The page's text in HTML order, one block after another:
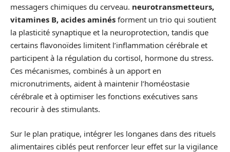
messagers chimiques du cerveau. neurotransmetteurs,
vitamines B, acides aminés forment un trio qui soutient
la plasticité synaptique et la neuroprotection, tandis que
certains flavonoïdes limitent l’inflammation cérébrale et
participent à la régulation du cortisol, hormone du stress.
Ces mécanismes, combinés à un apport en
micronutriments, aident à maintenir l’homéostasie
cérébrale et à optimiser les fonctions exécutives sans
recourir à des stimulants.
Sur le plan pratique, intégrer les longanes dans des rituels
alimentaires ciblés peut renforcer leur effet sur la vigilance